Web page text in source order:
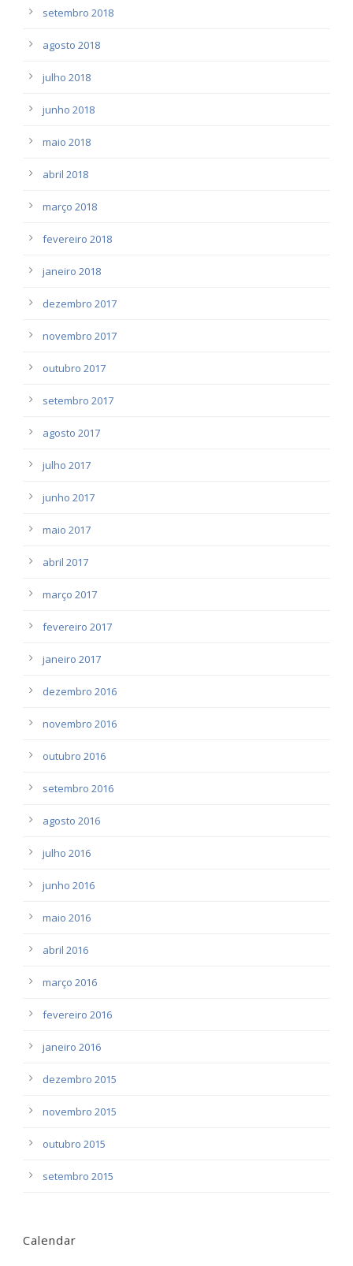
setembro 2018
agosto 2018
julho 2018
junho 2018
maio 2018
abril 2018
março 2018
fevereiro 2018
janeiro 2018
dezembro 2017
novembro 2017
outubro 2017
setembro 2017
agosto 2017
julho 2017
junho 2017
maio 2017
abril 2017
março 2017
fevereiro 2017
janeiro 2017
dezembro 2016
novembro 2016
outubro 2016
setembro 2016
agosto 2016
julho 2016
junho 2016
maio 2016
abril 2016
março 2016
fevereiro 2016
janeiro 2016
dezembro 2015
novembro 2015
outubro 2015
setembro 2015
Calendar